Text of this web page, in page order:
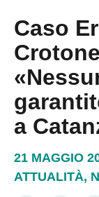
Caso
a
21 MAGGIO
ATTUALITÀ,